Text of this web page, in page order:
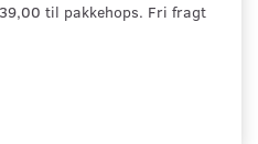
til pakkehops. Fri fragt